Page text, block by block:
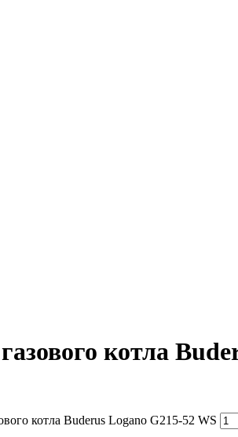
котла
котла Buderus Logano G215-52 WS